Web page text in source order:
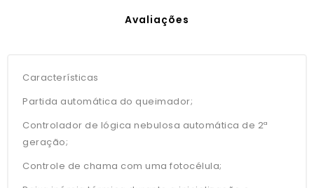
Avaliações
Características
Partida automática do queimador;
Controlador de lógica nebulosa automática de 2ª
geração;
Controle de chama com uma fotocélula;